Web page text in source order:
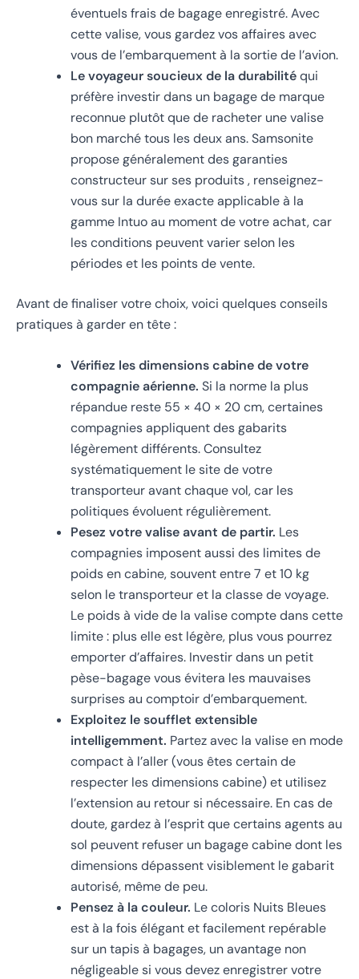
éventuels frais de bagage enregistré. Avec
cette valise, vous gardez vos affaires avec
vous de l’embarquement à la sortie de l’avion.
Le voyageur soucieux de la durabilitéqui
préfère investir dans un bagage de marque
reconnue plutôt que de racheter une valise
bon marché tous les deux ans. Samsonite
propose généralement des garanties
constructeur sur ses produits , renseignez-
vous sur la durée exacte applicable à la
gamme Intuo au moment de votre achat, car
les conditions peuvent varier selon les
périodes et les points de vente.
Avant de finaliser votre choix, voici quelques conseils
pratiques à garder en tête :
Vérifiez les dimensions cabine de votre
compagnie aérienne. Si la norme la plus
répandue reste 55 × 40 × 20 cm, certaines
compagnies appliquent des gabarits
légèrement différents. Consultez
systématiquement le site de votre
transporteur avant chaque vol, car les
politiques évoluent régulièrement.
Pesez votre valise avant de partir. Les
compagnies imposent aussi des limites de
poids en cabine, souvent entre 7 et 10 kg
selon le transporteur et la classe de voyage.
Le poids à vide de la valise compte dans cette
limite : plus elle est légère, plus vous pourrez
emporter d’affaires. Investir dans un petit
pèse-bagage vous évitera les mauvaises
surprises au comptoir d’embarquement.
Exploitez le soufflet extensible
intelligemment. Partez avec la valise en mode
compact à l’aller (vous êtes certain de
respecter les dimensions cabine) et utilisez
l’extension au retour si nécessaire. En cas de
doute, gardez à l’esprit que certains agents au
sol peuvent refuser un bagage cabine dont les
dimensions dépassent visiblement le gabarit
autorisé, même de peu.
Pensez à la couleur. Le coloris Nuits Bleues
est à la fois élégant et facilement repérable
sur un tapis à bagages, un avantage non
négligeable si vous devez enregistrer votre